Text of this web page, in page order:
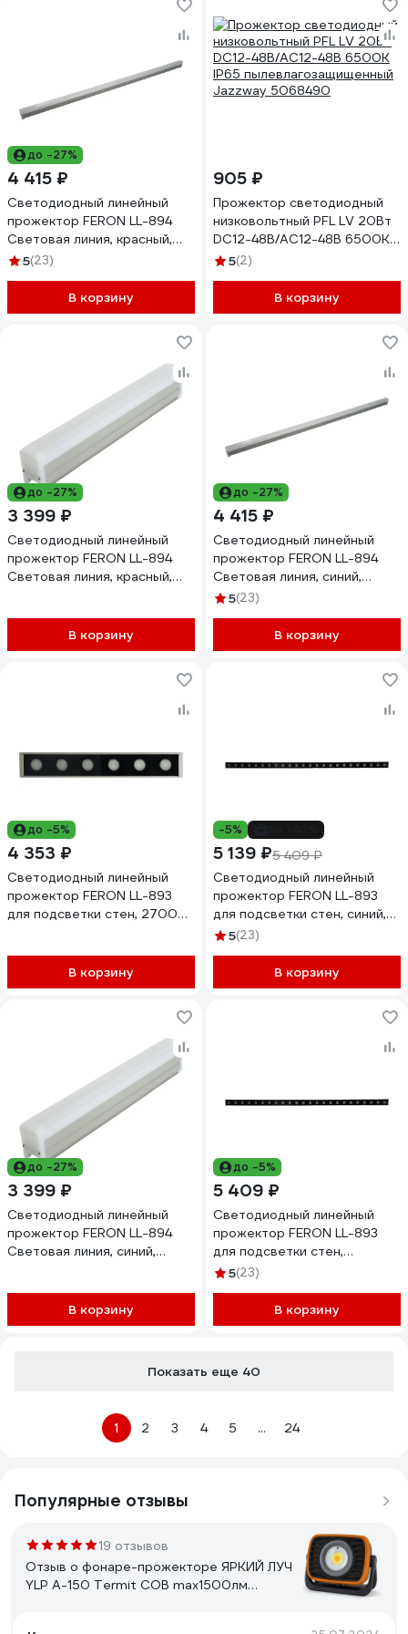
до -27%
4 415 ₽
Светодиодный линейный
прожектор FERON LL-894
Световая линия, красный,
975x30x45mm, 12W, DC24V,
5(23)
В корзину
905 ₽
Прожектор светодиодный
низковольтный PFL LV 20Вт
DC12-48В/AC12-48В 6500K
IP65 пылевлагозащищенный
5(2)
В корзину
до -27%
3 399 ₽
Светодиодный линейный
прожектор FERON LL-894
Световая линия, красный,
В корзину
до -27%
4 415 ₽
Светодиодный линейный
прожектор FERON LL-894
Световая линия, синий,
975x30x45mm, 12W, DC24V,
5(23)
В корзину
до -5%
4 353 ₽
Светодиодный линейный
прожектор FERON LL-893
для подсветки стен, 2700K,
В корзину
-5%
5 139 ₽5 409 ₽
Светодиодный линейный
прожектор FERON LL-893
для подсветки стен, синий,
970x40x25mm, 24W DC24V,
5(23)
В корзину
до -27%
3 399 ₽
Светодиодный линейный
прожектор FERON LL-894
Световая линия, синий,
В корзину
до -5%
5 409 ₽
Светодиодный линейный
прожектор FERON LL-893
для подсветки стен,
красный, 970x40x25mm,
5(23)
В корзину
Показать еще 40
1 2 3 4 5 ... 24
Популярные отзывы
19 отзывов
Отзыв о фонаре-прожекторе ЯРКИЙ ЛУЧ
YLP A-150 Termit COB max1500лм